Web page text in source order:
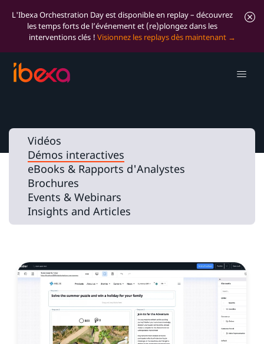
L'Ibexa Orchestration Day est disponible en replay – découvrez
les temps forts de l’événement et (re)plongez dans les
interventions clés ! Visionnez les replays dès maintenant
Démos interactives
Vidéos
Démos interactives
eBooks & Rapports d'Analystes
Brochures
Events & Webinars
Insights and Articles